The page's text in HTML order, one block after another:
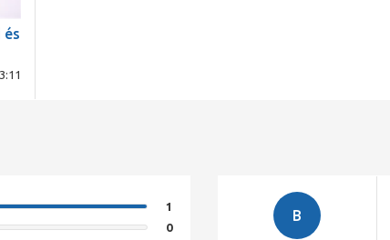
és
1
0
B